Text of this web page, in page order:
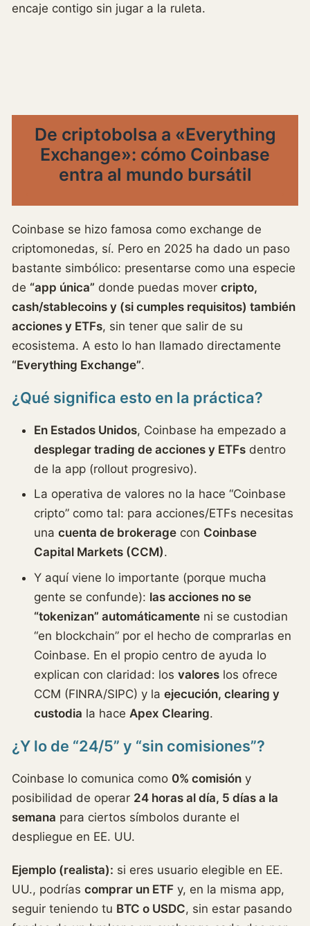
encaje contigo sin jugar a la ruleta.
De criptobolsa a «Everything
Exchange»: cómo Coinbase
entra al mundo bursátil
Coinbase se hizo famosa como exchange de
criptomonedas, sí. Pero en 2025 ha dado un paso
bastante simbólico: presentarse como una especie
de “app única” donde puedas mover cripto,
cash/stablecoins y (si cumples requisitos) también
acciones y ETFs, sin tener que salir de su
ecosistema. A esto lo han llamado directamente
“Everything Exchange”.
¿Qué significa esto en la práctica?
En Estados Unidos, Coinbase ha empezado a
desplegar trading de acciones y ETFs dentro
de la app (rollout progresivo).
La operativa de valores no la hace “Coinbase
cripto” como tal: para acciones/ETFs necesitas
una cuenta de brokerage con Coinbase
Capital Markets (CCM).
Y aquí viene lo importante (porque mucha
gente se confunde): las acciones no se
“tokenizan” automáticamente ni se custodian
“en blockchain” por el hecho de comprarlas en
Coinbase. En el propio centro de ayuda lo
explican con claridad: los valores los ofrece
CCM (FINRA/SIPC) y la ejecución, clearing y
custodia la hace Apex Clearing.
¿Y lo de “24/5” y “sin comisiones”?
Coinbase lo comunica como 0% comisión y
posibilidad de operar 24 horas al día, 5 días a la
semana para ciertos símbolos durante el
despliegue en EE. UU.
Ejemplo (realista): si eres usuario elegible en EE.
UU., podrías comprar un ETF y, en la misma app,
seguir teniendo tu BTC o USDC, sin estar pasando